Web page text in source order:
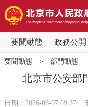
要聞動態 政務公開
要聞動態
黨中央精神
要聞動態> 部門動態
北京市公安部
日期：2026-06-07 09:37